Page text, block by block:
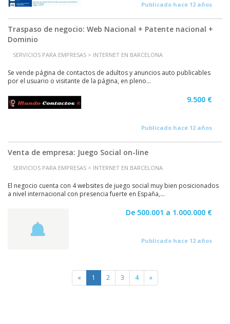
Publicado hace 12 años
Traspaso de negocio: Web Nacional + Patente nacional +
Dominio
SERVICIOS PARA EMPRESAS > INTERNET EN BARCELONA
Se vende página de contactos de adultos y anuncios auto publicables
por el usuario o visitante de la página, en pleno...
9.500 €
Publicado hace 12 años
Venta de empresa: Juego Social on-line
SERVICIOS PARA EMPRESAS > INTERNET EN BARCELONA
El negocio cuenta con 4 websites de juego social muy bien posicionados
a nivel internacional con presencia fuerte en España,...
De 500.001 a 1.000.000 €
Publicado hace 12 años
« 1 2 3 4 »